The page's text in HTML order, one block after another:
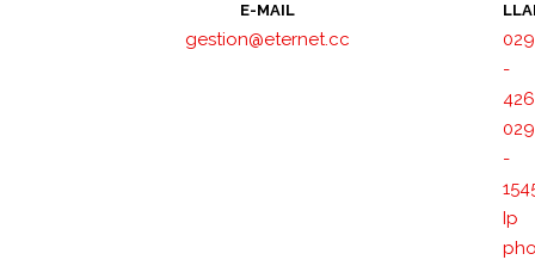
E-MAIL
gestion@eternet.cc
-
-
Ip